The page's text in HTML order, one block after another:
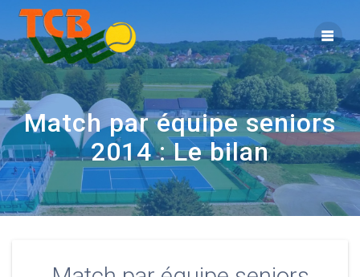
Match par équipe seniors
2014 : Le bilan